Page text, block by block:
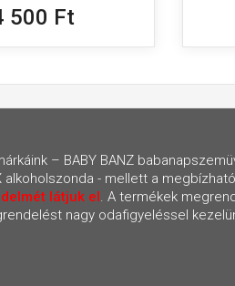
500 Ft
– BABY BANZ
alkoholszonda - mellett a
látjuk el . A termékek
nagy odafigyeléssel